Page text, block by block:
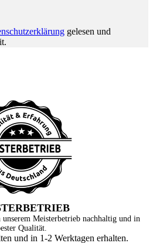
gelesen und
Meisterbetrieb nachhaltig und in
Qualität.